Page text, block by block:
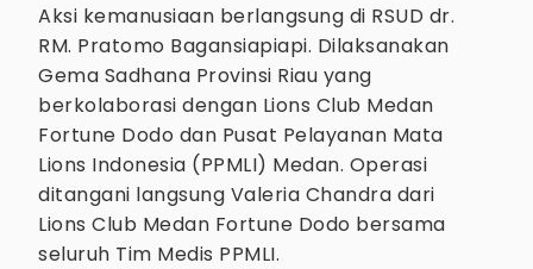
Aksi kemanusiaan berlangsung di RSUD dr.
RM. Pratomo Bagansiapiapi. Dilaksanakan
Gema Sadhana Provinsi Riau yang
berkolaborasi dengan Lions Club Medan
Fortune Dodo dan Pusat Pelayanan Mata
Lions Indonesia (PPMLI) Medan. Operasi
ditangani langsung Valeria Chandra dari
Lions Club Medan Fortune Dodo bersama
seluruh Tim Medis PPMLI.